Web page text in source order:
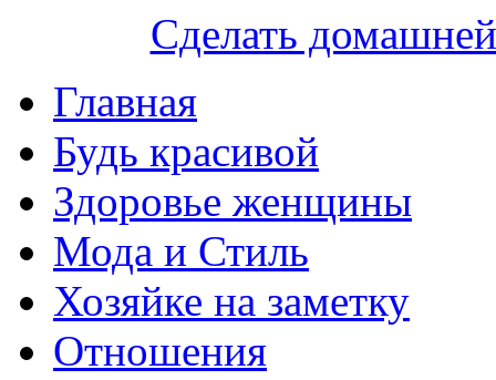
Сделать домашней
Главная
Будь красивой
Здоровье женщины
Мода и Стиль
Хозяйке на заметку
Отношения